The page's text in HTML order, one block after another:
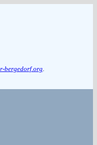
bergedorf.org.